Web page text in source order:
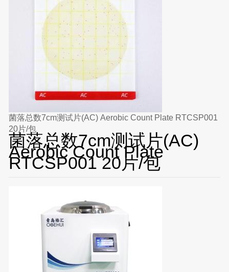
菌落总数7cm测试片(AC) Aerobic Count Plate RTCSP001
20片/包
菌落总数7cm测试片(AC)
Aerobic Count Plate
RTCSP001 20片/包